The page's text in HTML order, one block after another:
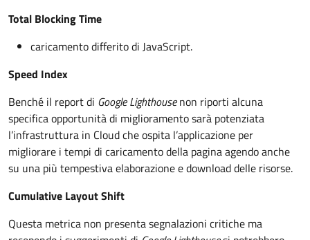
Total Blocking Time
caricamento differito di JavaScript.
Speed Index
Benché il report di Google Lighthousenon riporti alcuna
specifica opportunità di miglioramento sarà potenziata
l’infrastruttura in Cloud che ospita l’applicazione per
migliorare i tempi di caricamento della pagina agendo anche
su una più tempestiva elaborazione e download delle risorse.
Cumulative Layout Shift
Questa metrica non presenta segnalazioni critiche ma